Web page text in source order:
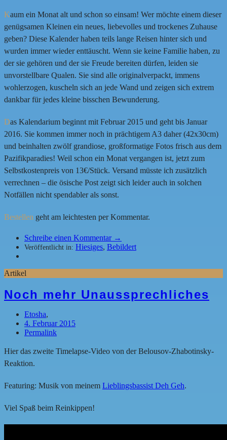
Kaum ein Monat alt und schon so einsam! Wer möchte einem dieser
genügsamen Kleinen ein neues, liebevolles und trockenes Zuhause
geben? Diese Kalender haben teils lange Reisen hinter sich und
wurden immer wieder enttäuscht. Wenn sie keine Familie haben, zu
der sie gehören und der sie Freude bereiten dürfen, leiden sie
unvorstellbare Qualen. Sie sind alle originalverpackt, immens
wohlerzogen, kuscheln sich an jede Wand und zeigen sich extrem
dankbar für jedes kleine bisschen Bewunderung.
Das Kalendarium beginnt mit Februar 2015 und geht bis Januar
2016. Sie kommen immer noch in prächtigem A3 daher (42x30cm)
und beinhalten zwölf grandiose, großformatige Fotos frisch aus dem
Pazifikparadies! Weil schon ein Monat vergangen ist, jetzt zum
Selbstkostenpreis von 13€/Stück. Versand müsste ich zusätzlich
verrechnen – die ösische Post zeigt sich leider auch in solchen
Notfällen nicht spendabler als sonst.
Bestellen geht am leichtesten per Kommentar.
Schreibe einen Kommentar →
Veröffentlicht in: Hiesiges, Bebildert
Artikel
Noch mehr Unaussprechliches
Etosha,
4. Februar 2015
Permalink
Hier das zweite Timelapse-Video von der Belousov-Zhabotinsky-
Reaktion.
Featuring: Musik von meinem Lieblingsbassist Deh Geh.
Viel Spaß beim Reinkippen!